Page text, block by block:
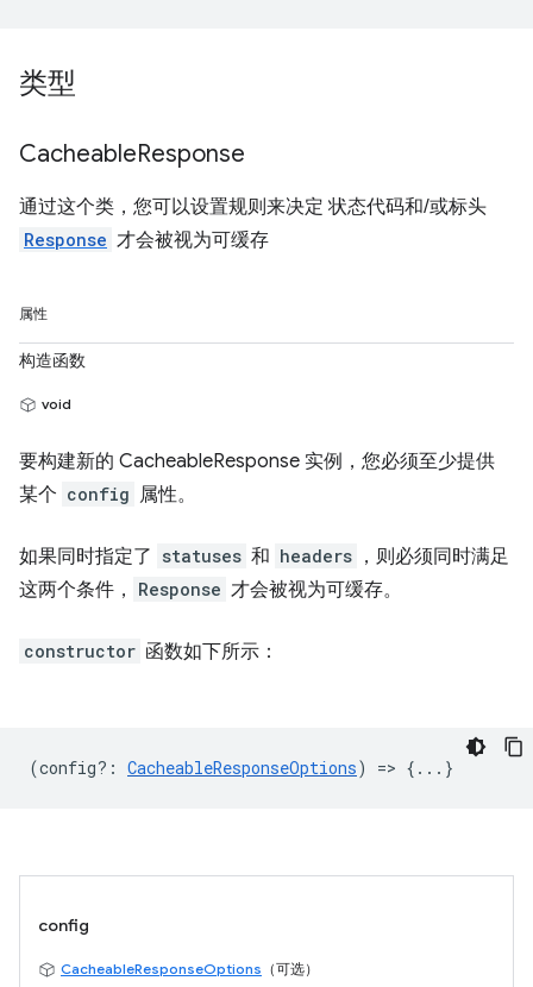
类型
CacheableResponse
通过这个类，您可以设置规则来决定 状态代码和/或标头
Response 才会被视为可缓存
属性
构造函数
void
要构建新的 CacheableResponse 实例，您必须至少提供
某个 config 属性。
如果同时指定了 statuses 和 headers ，则必须同时满足
这两个条件，
Response 才会被视为可缓存。
constructor 函数如下所示：
(config? : CacheableResponseOptions) => {...}
config
CacheableResponseOptions （可选）